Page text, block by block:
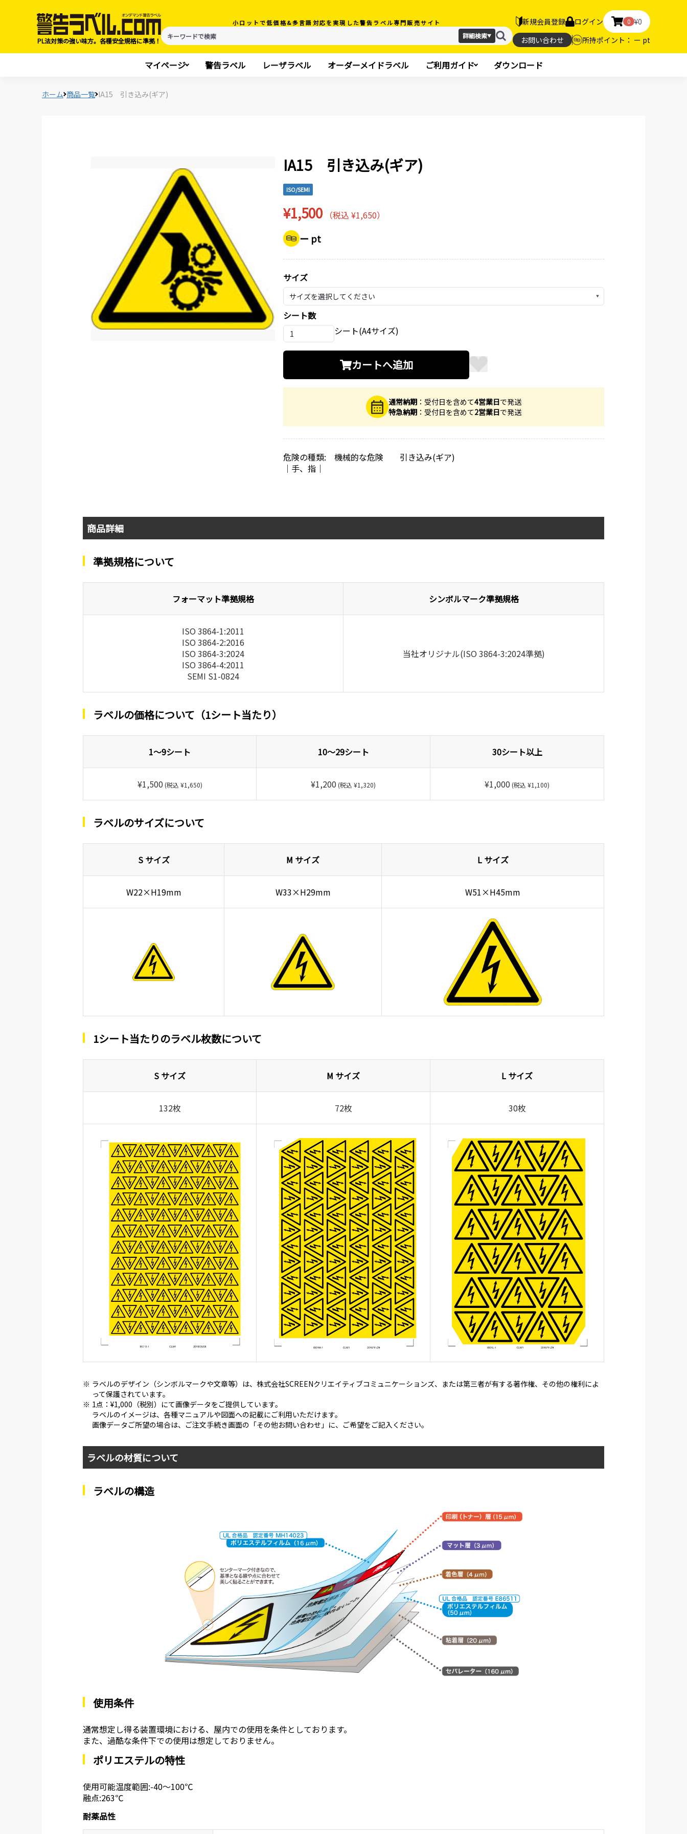
PL法対策の強い味方。各種安全規格に準拠！
小ロットで低価格&多言語対応を実現した警告ラベル専門販売サイト
詳細検索▼
新規会員登録 ログイン 0 ¥0
お問い合わせ
所持ポイント： ー pt
マイページ 警告ラベル レーザラベル オーダーメイドラベル ご利用ガイド ダウンロード
ホーム 商品一覧 IA15 引き込み(ギア)
IA15 引き込み(ギア)
ISO/SEMI
¥1,500 （税込 ¥1,650）
ー pt
サイズ
▼
シート数
シート(A4サイズ)
カートへ追加
通常納期 ：受付日を含めて4営業日で発送
特急納期 ：受付日を含めて2営業日で発送
危険の種類: 機械的な危険 引き込み(ギア)
│手、指│
商品詳細
準拠規格について
フォーマット準拠規格 シンボルマーク準拠規格
ISO 3864-1:2011
ISO 3864-2:2016
ISO 3864-3:2024
ISO 3864-4:2011
SEMI S1-0824
当社オリジナル(ISO 3864-3:2024準拠)
ラベルの価格について（1シート当たり）
1～9シート 10～29シート 30シート以上
¥1,500 (税込 ¥1,650) ¥1,200 (税込 ¥1,320) ¥1,000 (税込 ¥1,100)
ラベルのサイズについて
S サイズ M サイズ L サイズ
W22×H19mm W33×H29mm W51×H45mm
1シート当たりのラベル枚数について
S サイズ M サイズ L サイズ
132枚 72枚 30枚
※ ラベルのデザイン（シンボルマークや文章等）は、株式会社SCREENクリエイティブコミュニケーションズ、または第三者が有する著作権、その他の権利によ
って保護されています。
※ 1点：¥1,000（税別）にて画像データをご提供しています。
ラベルのイメージは、各種マニュアルや図面への記載にご利用いただけます。
画像データご所望の場合は、ご注文手続き画面の「その他お問い合わせ」に、ご希望をご記入ください。
ラベルの材質について
ラベルの構造
使用条件
通常想定し得る装置環境における、屋内での使用を条件としております。
また、過酷な条件下での使用は想定しておりません。
ポリエステルの特性
使用可能温度範囲:-40～100℃
融点:263℃
耐薬品性